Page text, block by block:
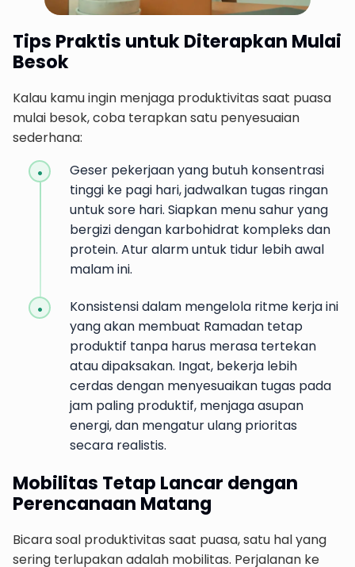
Tips Praktis untuk Diterapkan Mulai
Besok
Kalau kamu ingin menjaga produktivitas saat puasa
mulai besok, coba terapkan satu penyesuaian
sederhana:
Geser pekerjaan yang butuh konsentrasi
tinggi ke pagi hari, jadwalkan tugas ringan
untuk sore hari. Siapkan menu sahur yang
bergizi dengan karbohidrat kompleks dan
protein. Atur alarm untuk tidur lebih awal
malam ini.
Konsistensi dalam mengelola ritme kerja ini
yang akan membuat Ramadan tetap
produktif tanpa harus merasa tertekan
atau dipaksakan. Ingat, bekerja lebih
cerdas dengan menyesuaikan tugas pada
jam paling produktif, menjaga asupan
energi, dan mengatur ulang prioritas
secara realistis.
Mobilitas Tetap Lancar dengan
Perencanaan Matang
Bicara soal produktivitas saat puasa, satu hal yang
sering terlupakan adalah mobilitas. Perjalanan ke